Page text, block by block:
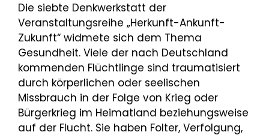
Die siebte Denkwerkstatt der
Veranstaltungsreihe „Herkunft-Ankunft-
Zukunft“ widmete sich dem Thema
Gesundheit. Viele der nach Deutschland
kommenden Flüchtlinge sind traumatisiert
durch körperlichen oder seelischen
Missbrauch in der Folge von Krieg oder
Bürgerkrieg im Heimatland beziehungsweise
auf der Flucht. Sie haben Folter, Verfolgung,